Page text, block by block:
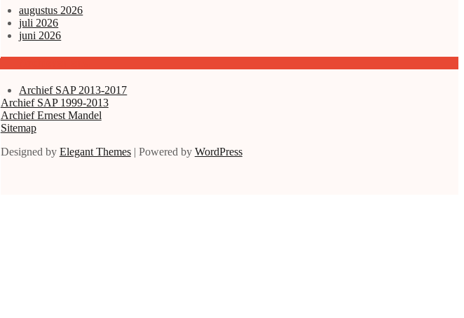
augustus 2026
juli 2026
juni 2026
Archief SAP 2013-2017
Archief SAP 1999-2013
Archief Ernest Mandel
Sitemap
Designed by Elegant Themes| Powered by WordPress